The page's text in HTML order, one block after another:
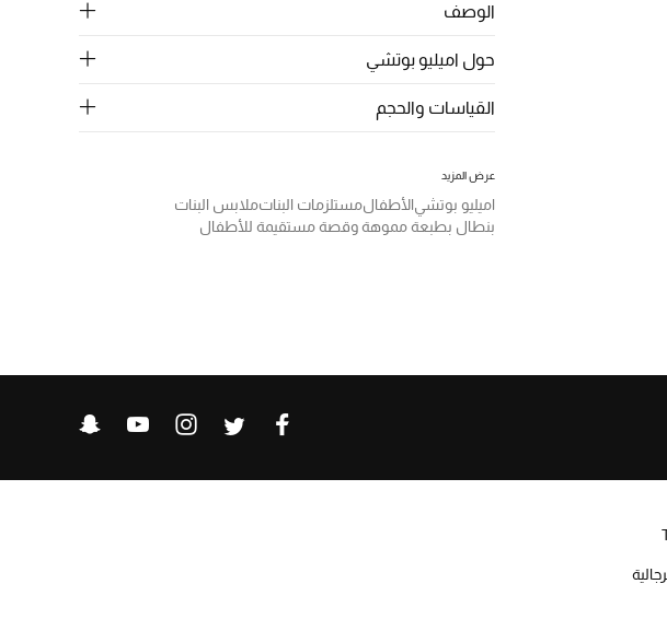
الوصف
حول اميليو بوتشي
القياسات والحجم
عرض المزيد
اميليو بوتشيالأطفالمستلزمات البناتملابس البنات
بنطال بطبعة مموهة وقصة مستقيمة للأطفال